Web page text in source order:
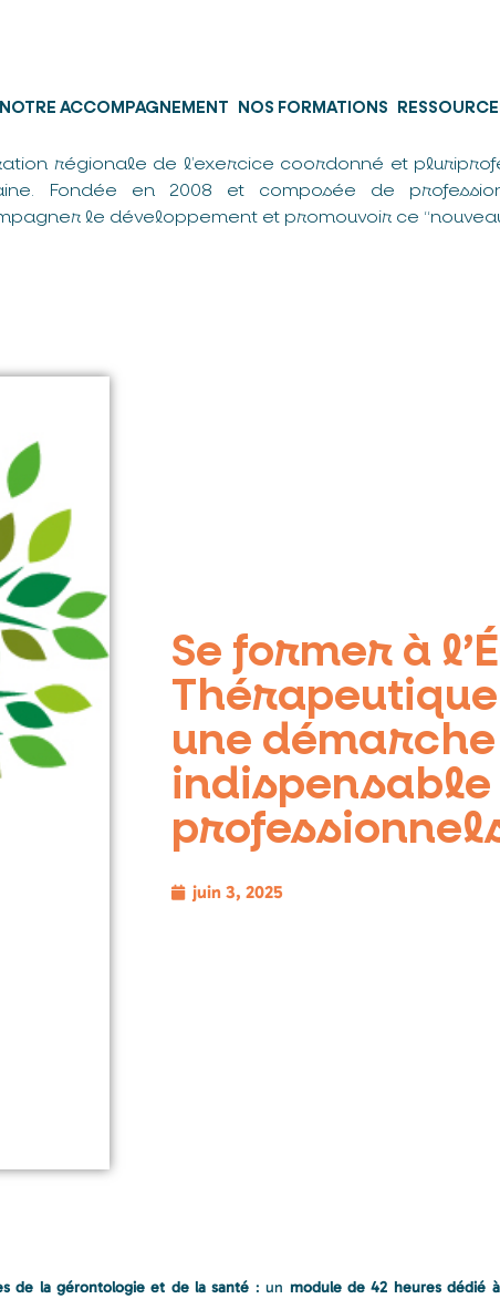
NOTRE ACCOMPAGNEMENT NOS FORMATIONS
régionale de l’exercice coordonné et
Fondée en 2008 et composée de
le développement et promouvoir ce
Se former à
une démarche
juin 3, 2025
de la gérontologie et de la santé : un module de 42 heures dédié à